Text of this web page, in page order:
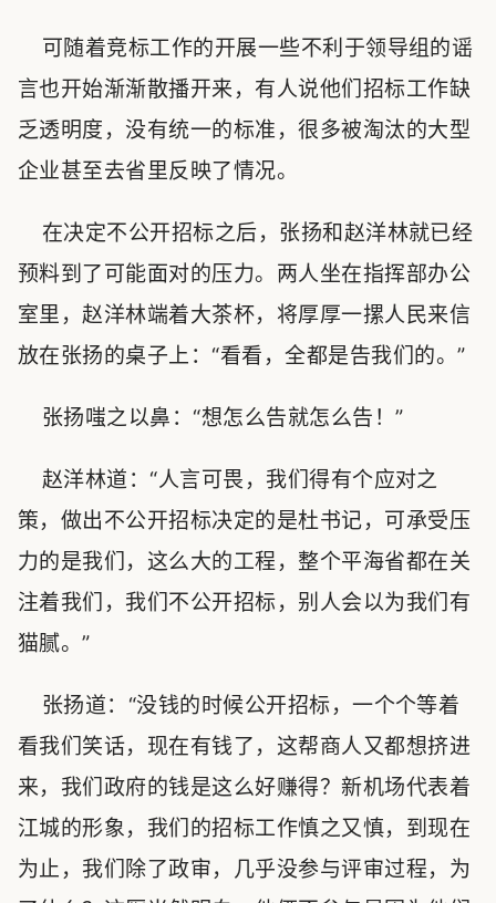
可随着竞标工作的开展一些不利于领导组的谣
言也开始渐渐散播开来，有人说他们招标工作缺
乏透明度，没有统一的标准，很多被淘汰的大型
企业甚至去省里反映了情况。
在决定不公开招标之后，张扬和赵洋林就已经
预料到了可能面对的压力。两人坐在指挥部办公
室里，赵洋林端着大茶杯，将厚厚一摞人民来信
放在张扬的桌子上：“看看，全都是告我们的。”
张扬嗤之以鼻：“想怎么告就怎么告！”
赵洋林道：“人言可畏，我们得有个应对之
策，做出不公开招标决定的是杜书记，可承受压
力的是我们，这么大的工程，整个平海省都在关
注着我们，我们不公开招标，别人会以为我们有
猫腻。”
张扬道：“没钱的时候公开招标，一个个等着
看我们笑话，现在有钱了，这帮商人又都想挤进
来，我们政府的钱是这么好赚得？新机场代表着
江城的形象，我们的招标工作慎之又慎，到现在
为止，我们除了政审，几乎没参与评审过程，为